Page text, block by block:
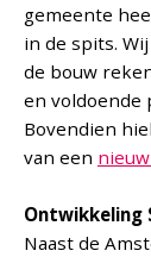
gemeente
in de spits.
de bouw
en voldoende
Bovendien
van een
Ontwikkeling
Naast de